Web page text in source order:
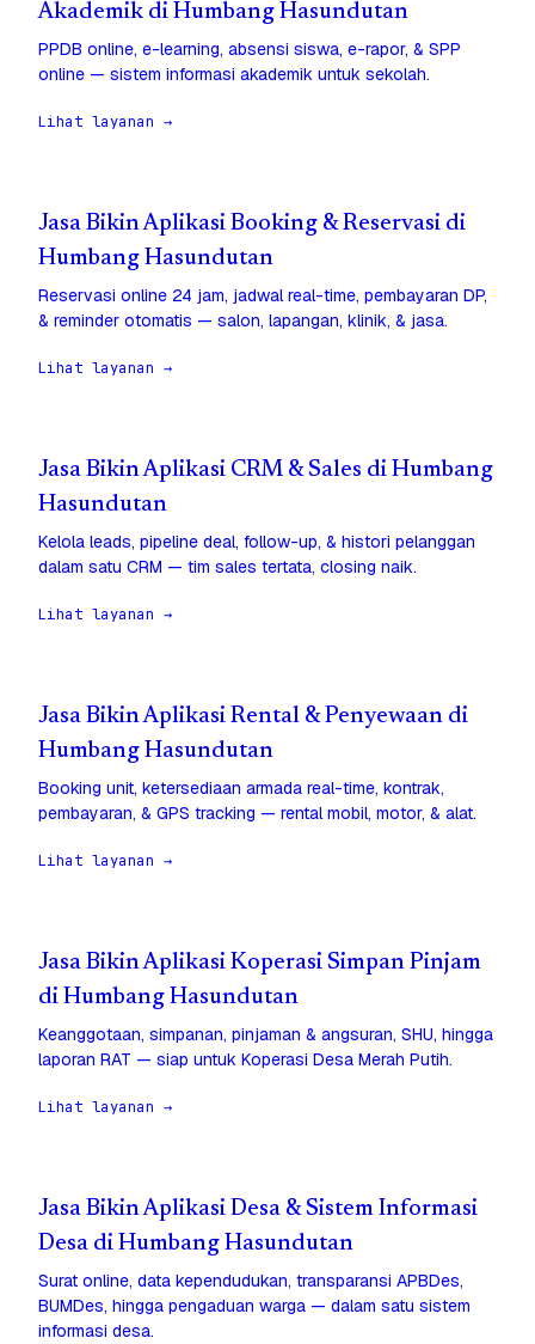
Akademik di Humbang Hasundutan
PPDB online, e-learning, absensi siswa, e-rapor, & SPP
online — sistem informasi akademik untuk sekolah.
Lihat layanan →
Jasa Bikin Aplikasi Booking & Reservasi di
Humbang Hasundutan
Reservasi online 24 jam, jadwal real-time, pembayaran DP,
& reminder otomatis — salon, lapangan, klinik, & jasa.
Lihat layanan →
Jasa Bikin Aplikasi CRM & Sales di Humbang
Hasundutan
Kelola leads, pipeline deal, follow-up, & histori pelanggan
dalam satu CRM — tim sales tertata, closing naik.
Lihat layanan →
Jasa Bikin Aplikasi Rental & Penyewaan di
Humbang Hasundutan
Booking unit, ketersediaan armada real-time, kontrak,
pembayaran, & GPS tracking — rental mobil, motor, & alat.
Lihat layanan →
Jasa Bikin Aplikasi Koperasi Simpan Pinjam
di Humbang Hasundutan
Keanggotaan, simpanan, pinjaman & angsuran, SHU, hingga
laporan RAT — siap untuk Koperasi Desa Merah Putih.
Lihat layanan →
Jasa Bikin Aplikasi Desa & Sistem Informasi
Desa di Humbang Hasundutan
Surat online, data kependudukan, transparansi APBDes,
BUMDes, hingga pengaduan warga — dalam satu sistem
informasi desa.